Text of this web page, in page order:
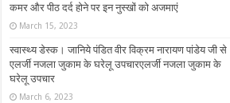
कमर और पीठ दर्द होने पर इन नुस्‍खों को अजमाएं
March 15, 2023
स्वास्थ्य डेस्क। जानिये पंडित वीर विक्रम नारायण पांडेय जी से
एलर्जी नजला जुकाम के घरेलू उपचारएलर्जी नजला जुकाम के
घरेलू उपचार
March 6, 2023